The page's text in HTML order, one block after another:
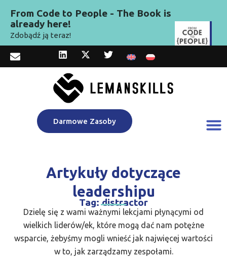
From Code to People - The Book is
already here!
Zdobądź ją teraz!
Darmowe Zasoby
Artykuły dotyczące
leadershipu
Tag: distractor
Dzielę się z wami ważnymi lekcjami płynącymi od
wielkich liderów/ek, które mogą dać nam potężne
wsparcie, żebyśmy mogli wnieść jak najwięcej wartości
w to, jak zarządzamy zespołami.